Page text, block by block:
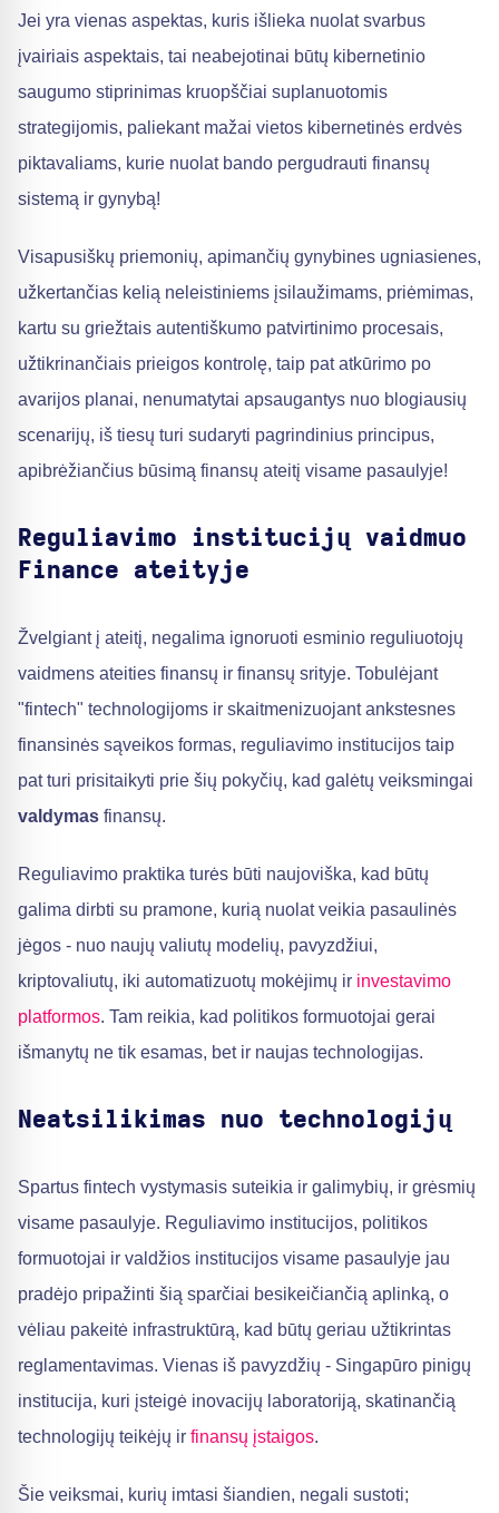
Jei yra vienas aspektas, kuris išlieka nuolat svarbus
įvairiais aspektais, tai neabejotinai būtų kibernetinio
saugumo stiprinimas kruopščiai suplanuotomis
strategijomis, paliekant mažai vietos kibernetinės erdvės
piktavaliams, kurie nuolat bando pergudrauti finansų
sistemą ir gynybą!
Visapusiškų priemonių, apimančių gynybines ugniasienes,
užkertančias kelią neleistiniems įsilaužimams, priėmimas,
kartu su griežtais autentiškumo patvirtinimo procesais,
užtikrinančiais prieigos kontrolę, taip pat atkūrimo po
avarijos planai, nenumatytai apsaugantys nuo blogiausių
scenarijų, iš tiesų turi sudaryti pagrindinius principus,
apibrėžiančius būsimą finansų ateitį visame pasaulyje!
Reguliavimo institucijų vaidmuo
Finance ateityje
Žvelgiant į ateitį, negalima ignoruoti esminio reguliuotojų
vaidmens ateities finansų ir finansų srityje. Tobulėjant
"fintech" technologijoms ir skaitmenizuojant ankstesnes
finansinės sąveikos formas, reguliavimo institucijos taip
pat turi prisitaikyti prie šių pokyčių, kad galėtų veiksmingai
valdymas finansų.
Reguliavimo praktika turės būti naujoviška, kad būtų
galima dirbti su pramone, kurią nuolat veikia pasaulinės
jėgos - nuo naujų valiutų modelių, pavyzdžiui,
kriptovaliutų, iki automatizuotų mokėjimų ir investavimo
platformos. Tam reikia, kad politikos formuotojai gerai
išmanytų ne tik esamas, bet ir naujas technologijas.
Neatsilikimas nuo technologijų
Spartus fintech vystymasis suteikia ir galimybių, ir grėsmių
visame pasaulyje. Reguliavimo institucijos, politikos
formuotojai ir valdžios institucijos visame pasaulyje jau
pradėjo pripažinti šią sparčiai besikeičiančią aplinką, o
vėliau pakeitė infrastruktūrą, kad būtų geriau užtikrintas
reglamentavimas. Vienas iš pavyzdžių - Singapūro pinigų
institucija, kuri įsteigė inovacijų laboratoriją, skatinančią
technologijų teikėjų ir finansų įstaigos.
Šie veiksmai, kurių imtasi šiandien, negali sustoti;